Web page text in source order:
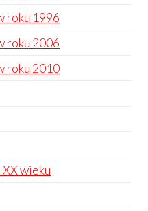
roku 1996
roku 2006
roku 2010
wieku